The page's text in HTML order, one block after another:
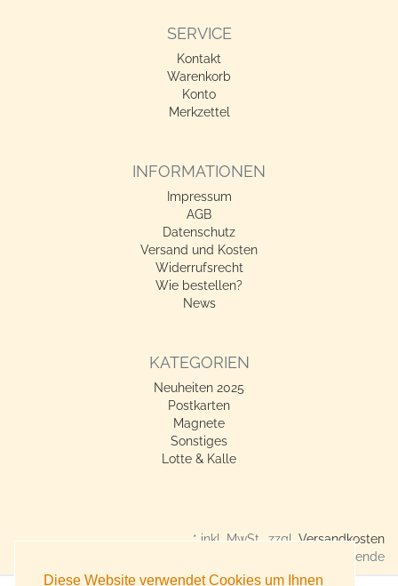
SERVICE
Kontakt
Warenkorb
Konto
Merkzettel
INFORMATIONEN
Impressum
AGB
Datenschutz
Versand und Kosten
Widerrufsrecht
Wie bestellen?
News
KATEGORIEN
Neuheiten 2025
Postkarten
Magnete
Sonstiges
Lotte & Kalle
* inkl. MwSt., zzgl.Versandkosten
Verkauf nur an Gewerbetreibende
Diese Website verwendet Cookies um Ihnen